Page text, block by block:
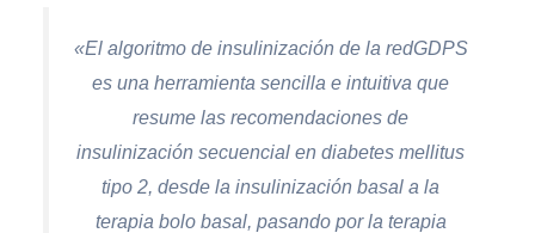
«El algoritmo de insulinización de la redGDPS
es una herramienta sencilla e intuitiva que
resume las recomendaciones de
insulinización secuencial en diabetes mellitus
tipo 2, desde la insulinización basal a la
terapia bolo basal, pasando por la terapia